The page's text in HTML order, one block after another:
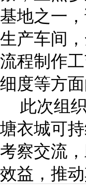
基地之一
生产车间
流程制作
细度等方
此次组
塘衣城可
考察交流
效益，推